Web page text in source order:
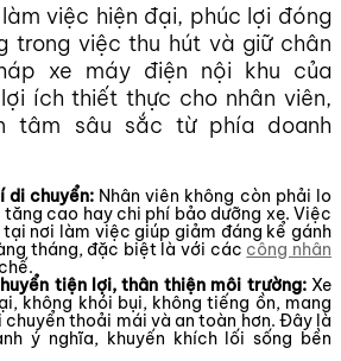
việc hiện đại, phúc lợi đóng
trong việc thu hút và giữ chân
xe máy điện nội khu của
ích thiết thực cho nhân viên,
tâm sâu sắc từ phía doanh
di chuyển:Nhân viên không còn phải lo
cao hay chi phí bảo dưỡng xe. Việc
nơi làm việc giúp giảm đáng kể gánh
tháng, đặc biệt là với các công nhân
tiện lợi, thân thiện môi trường:Xe
không khói bụi, không tiếng ồn, mang
thoải mái và an toàn hơn. Đây là
ý nghĩa, khuyến khích lối sống bền